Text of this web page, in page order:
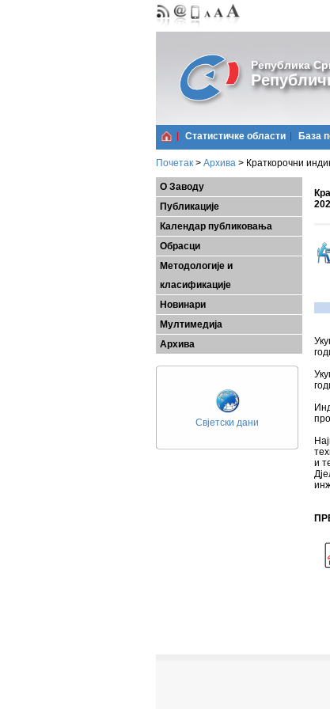
Република
Статистичке области Базa
Почетак > Архива > Краткорочни
О Заводу
Публикације
Календар публиковања
Обрасци
Методологије и
класификације
Новинари
Мултимедија
Архива
Свјетски дани
и